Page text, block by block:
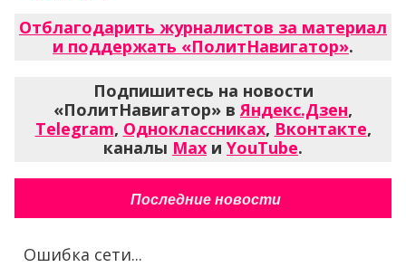
Отблагодарить журналистов за материал
и поддержать «ПолитНавигатор».
Подпишитесь на новости
«ПолитНавигатор» вЯндекс.Дзен,
Telegram, Одноклассниках, Вконтакте,
каналы Max и YouTube.
Последние новости
Ошибка сети...